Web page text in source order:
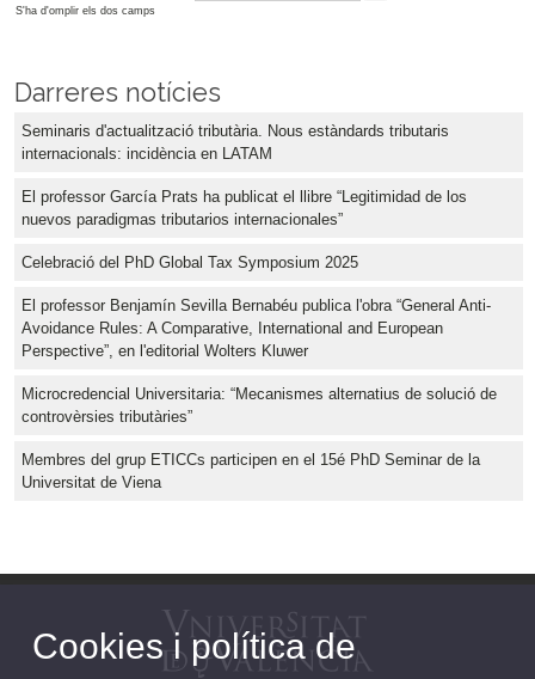
S'ha d'omplir els dos camps
Darreres notícies
Seminaris d'actualització tributària. Nous estàndards tributaris
internacionals: incidència en LATAM
El professor García Prats ha publicat el llibre “Legitimidad de los
nuevos paradigmas tributarios internacionales”
Celebració del PhD Global Tax Symposium 2025
El professor Benjamín Sevilla Bernabéu publica l'obra “General Anti-
Avoidance Rules: A Comparative, International and European
Perspective”, en l'editorial Wolters Kluwer
Microcredencial Universitaria: “Mecanismes alternatius de solució de
controvèrsies tributàries”
Membres del grup ETICCs participen en el 15é PhD Seminar de la
Universitat de Viena
Cookies i política de